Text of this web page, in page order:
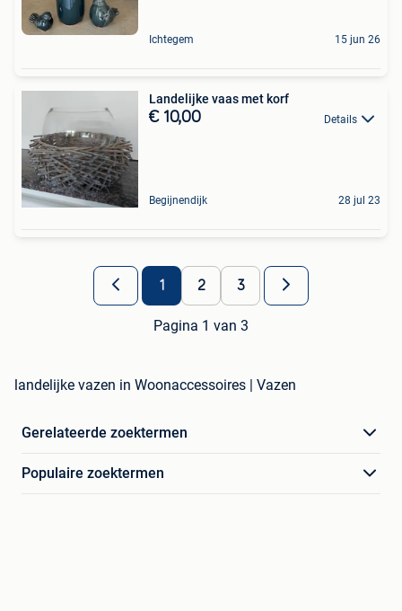
Ichtegem 15 jun 26
Landelijke vaas met korf
€ 10,00 Details
Begijnendijk 28 jul 23
1 2 3
Pagina 1 van 3
landelijke vazen in Woonaccessoires | Vazen
Gerelateerde zoektermen
Populaire zoektermen